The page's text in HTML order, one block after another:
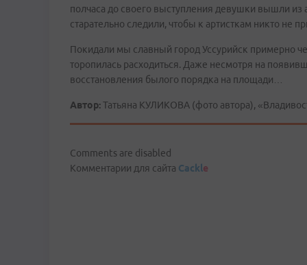
полчаса до своего выступления девушки вышли из
старательно следили, чтобы к артисткам никто не
Покидали мы славный город Уссурийск примерно
торопилась расходиться. Даже несмотря на
восстановления былого порядка на площади…
Автор:Татьяна КУЛИКОВА (фото автора),
Comments are disabled
Комментарии для сайта Cackle